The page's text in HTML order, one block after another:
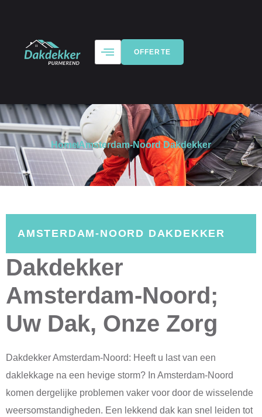
OFFERTE
HomeAmsterdam-Noord Dakdekker
AMSTERDAM-NOORD DAKDEKKER
Dakdekker
Amsterdam-Noord;
Uw Dak, Onze Zorg
Dakdekker Amsterdam-Noord: Heeft u last van een
daklekkage na een hevige storm? In Amsterdam-Noord
komen dergelijke problemen vaker voor door de wisselende
weersomstandigheden. Een lekkend dak kan snel leiden tot